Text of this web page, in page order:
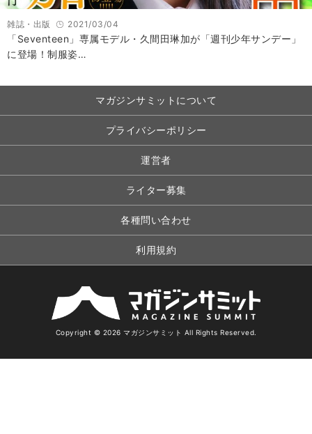
雑誌・出版 2021/03/04
「Seventeen」専属モデル・久間田琳加が「週刊少年サンデー」
に登場！制服姿…
マガジンサミットについて
プライバシーポリシー
運営者
ライター募集
各種問い合わせ
利用規約
Copyright © 2026 マガジンサミット All Rights Reserved.